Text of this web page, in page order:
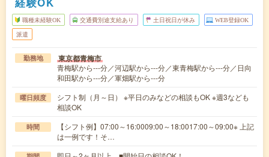
職種未経験OK 交通費別途支給あり 土日祝日が休み WEB登録OK
派遣
勤務地 東京都青梅市
青梅駅から---分／河辺駅から---分／東青梅駅から---分／日向
和田駅から---分／軍畑駅から---分
曜日頻度
シフト制（月～日） ※平日のみなどの相談もOK ※週3なども
相談OK
時間
【シフト例】07:00～16:0009:00～18:0017:00～09:00※ 上記
は一例です！そ…